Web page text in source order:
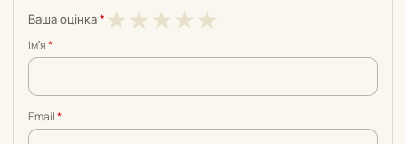
Ваша оцінка* ★
5
★4
5
★3
5
★2
5
★1
5
Імʼя*
Email*